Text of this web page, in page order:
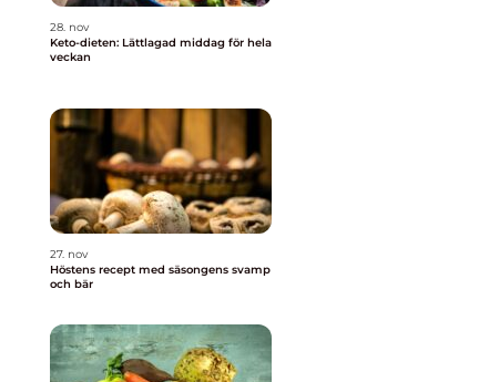
28. nov
Keto-dieten: Lättlagad middag för hela
veckan
27. nov
Höstens recept med säsongens svamp
och bär